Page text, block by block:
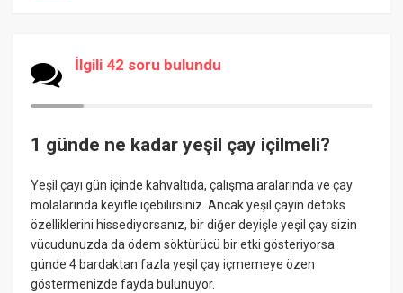
İlgili 42 soru bulundu
1 günde ne kadar yeşil çay içilmeli?
Yeşil çayı gün içinde kahvaltıda, çalışma aralarında ve çay
molalarında keyifle içebilirsiniz. Ancak yeşil çayın detoks
özelliklerini hissediyorsanız, bir diğer deyişle yeşil çay sizin
vücudunuzda da ödem söktürücü bir etki gösteriyorsa
günde 4 bardaktan fazla yeşil çay içmemeye özen
göstermenizde fayda bulunuyor.